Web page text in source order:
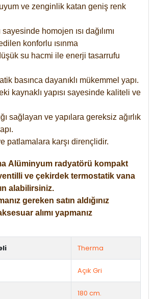
ve zenginlik katan geniş renk
homojen ısı dağılımı
konforlu ısınma
su hacmi ile enerji tasarrufu
basınca dayanıklı mükemmel yapı.
kaynaklı yapısı sayesinde kaliteli ve
sağlayan ve yapılara gereksiz ağırlık
patlamalara karşı dirençlidir.
Alüminyum radyatörü kompakt
ve çekirdek termostatik vana
alabilirsiniz.
gereken satın aldığınız
alımı yapmanız
Therma
Açık Gri
180 cm.